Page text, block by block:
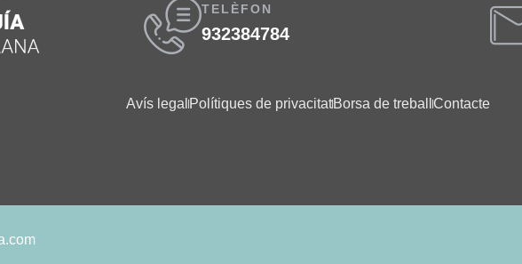
TELÈFON
932384784
Avís legal Polítiques de privacitatBorsa de treball Contacte